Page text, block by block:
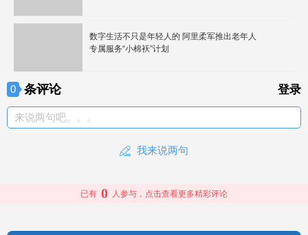
数字生活不只是年轻人的 阿里柔军推出老年人
专属服务“小棉袄”计划
0 条评论 登录
来说两句吧。。。
我来说两句
已有 0 人参与，点击查看更多精彩评论